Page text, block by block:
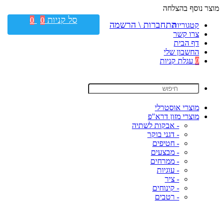
מוצר נוסף בהצלחה
קטגוריות
צרו קשר
דף הבית
החשבון שלי
0 עגלת קניות
מוצרי אוסטרלי
מוצרי מזון דרא"פ
- אבקות לשתיה
- דגני בוקר
- חטיפים
- מבצעים
- ממרחים
- עוגיות
- ציר
- קינוחים
- רטבים
התחברות \ הרשמה סל קניות 0
0